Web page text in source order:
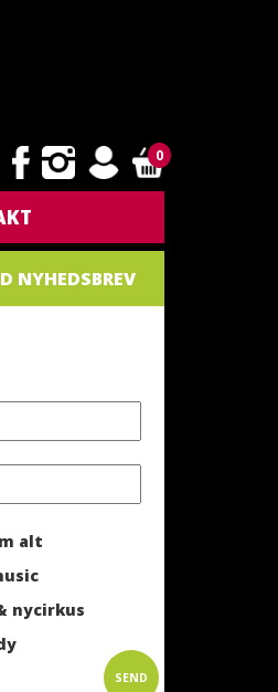
0
NYHEDSBREV
alt
nycirkus
SEND